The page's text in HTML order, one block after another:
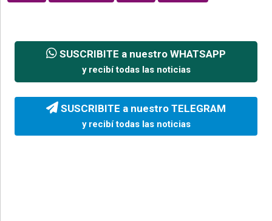
SUSCRIBITE a nuestro WHATSAPP
y recibí todas las noticias
SUSCRIBITE a nuestro TELEGRAM
y recibí todas las noticias